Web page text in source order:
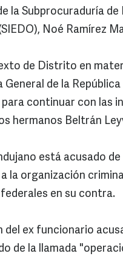
la Subprocuraduría
Noé Ramírez
de Distrito en
General de la República
continuar con las
hermanos Beltrán
está acusado
la organización
en su contra.
del ex funcionario
de la llamada